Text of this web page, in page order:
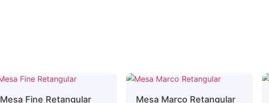
Mesa Fine Retangular Mesa Marco Retangular